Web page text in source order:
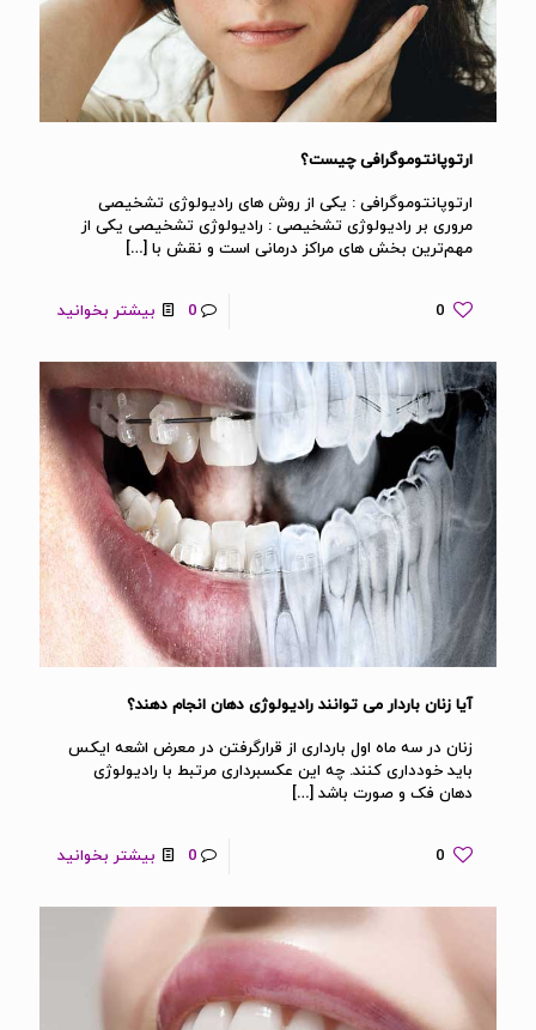
ارتوپانتوموگرافی چیست؟
ارتوپانتوموگرافی : یکی از روش های رادیولوژی تشخیصی
مروری بر رادیولوژی تشخیصی : رادیولوژی تشخیصی یکی از
مهم‌ترین بخش های مراکز درمانی است و نقش با […]
0
0 بیشتر بخوانید
آیا زنان باردار می توانند رادیولوژی دهان انجام دهند؟
زنان در سه ماه اول بارداری از قرارگرفتن در معرض اشعه ایکس
باید خودداری کنند. چه این عکسبرداری مرتبط با رادیولوژی
دهان فک و صورت باشد […]
0
0 بیشتر بخوانید